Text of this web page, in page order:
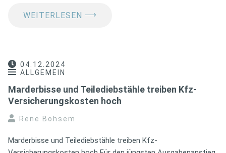
WEITERLESEN ⟶
04.12.2024
ALLGEMEIN
Marderbisse und Teilediebstähle treiben Kfz-
Versicherungskosten hoch
Rene Bohsem
Marderbisse und Teilediebstähle treiben Kfz-